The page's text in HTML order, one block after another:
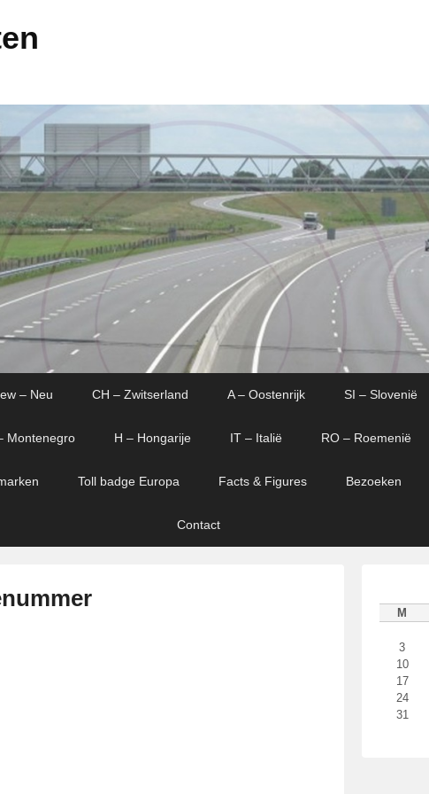
– Neu CH – Zwitserland A – Oostenrijk SI – Slovenië
Montenegro H – Hongarije IT – Italië RO – Roemenië
Toll badge Europa Facts & Figures Bezoeken
Contact
M
3
10
17
24
31